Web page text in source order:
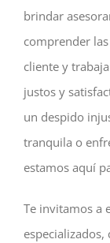
brindar
comprender
cliente y
justos y
un despido
tranquila o
estamos aquí
Te invitamos a